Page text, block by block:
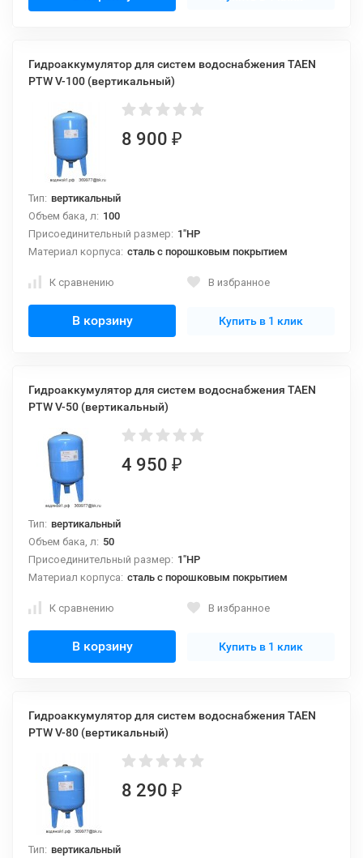
Гидроаккумулятор для систем водоснабжения TAEN
PTW V-100 (вертикальный)
8 900 ₽
Тип: вертикальный
Объем бака, л: 100
Присоединительный размер: 1"НР
Материал корпуса: сталь с порошковым покрытием
К сравнению В избранное
В корзину Купить в 1 клик
Гидроаккумулятор для систем водоснабжения TAEN
PTW V-50 (вертикальный)
4 950 ₽
Тип: вертикальный
Объем бака, л: 50
Присоединительный размер: 1"НР
Материал корпуса: сталь с порошковым покрытием
К сравнению В избранное
В корзину Купить в 1 клик
Гидроаккумулятор для систем водоснабжения TAEN
PTW V-80 (вертикальный)
8 290 ₽
Тип: вертикальный